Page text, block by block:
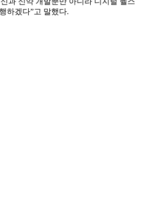
하겠다”고 말했다.